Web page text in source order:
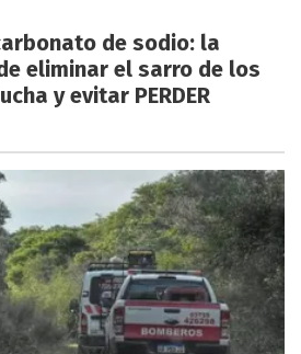
de sodio: la
eliminar el sarro de los
y evitar PERDER